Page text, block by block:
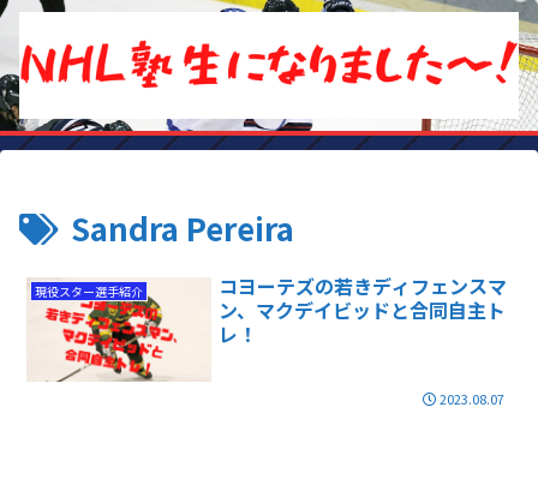
Sandra Pereira
現役スター選手紹介
コヨーテズの若きディフェンスマ
ン、マクデイビッドと合同自主ト
レ！
2023.08.07